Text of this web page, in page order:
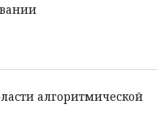
алгоритмической